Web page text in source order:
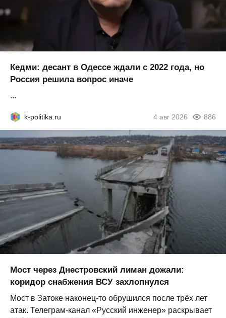
Кедми: десант в Одессе ждали с 2022 года, но
Россия решила вопрос иначе
...
k-politika.ru 4 авг 2026 886
Мост через Днестровский лиман дожали:
коридор снабжения ВСУ захлопнулся
Мост в Затоке наконец-то обрушился после трёх лет
атак. Телеграм-канал «Русский инженер» раскрывает